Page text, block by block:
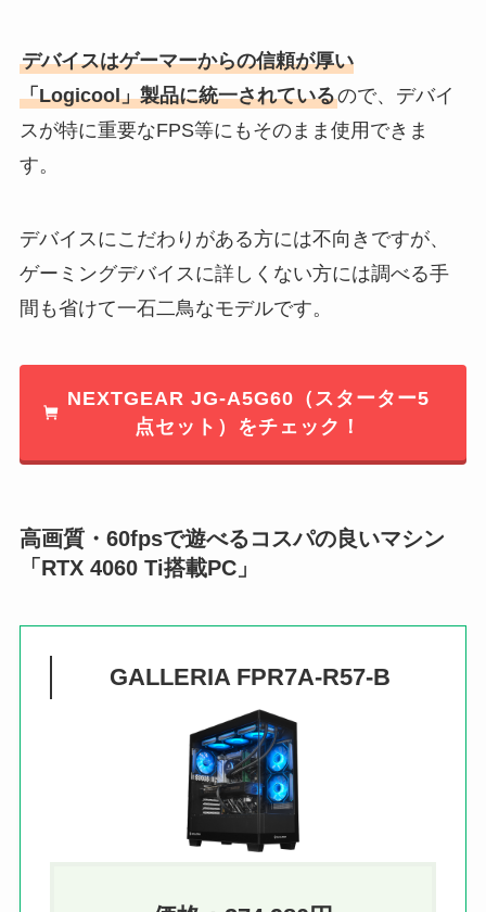
デバイスはゲーマーからの信頼が厚い
「Logicool」製品に統一されているので、デバイ
スが特に重要なFPS等にもそのまま使用できま
す。
デバイスにこだわりがある方には不向きですが、
ゲーミングデバイスに詳しくない方には調べる手
間も省けて一石二鳥なモデルです。
NEXTGEAR JG-A5G60（スターター5
点セット）をチェック！
高画質・60fpsで遊べるコスパの良いマシン
「RTX 4060 Ti搭載PC」
GALLERIA FPR7A-R57-B